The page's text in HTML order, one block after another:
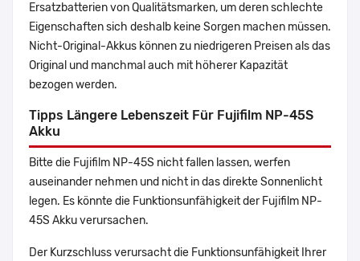
Ersatzbatterien von Qualitätsmarken, um deren schlechte
Eigenschaften sich deshalb keine Sorgen machen müssen.
Nicht-Original-Akkus können zu niedrigeren Preisen als das
Original und manchmal auch mit höherer Kapazität
bezogen werden.
Tipps Längere Lebenszeit Für Fujifilm NP-45S
Akku
Bitte die Fujifilm NP-45S nicht fallen lassen, werfen
auseinander nehmen und nicht in das direkte Sonnenlicht
legen. Es könnte die Funktionsunfähigkeit der Fujifilm NP-
45S Akku verursachen.
Der Kurzschluss verursacht die Funktionsunfähigkeit Ihrer